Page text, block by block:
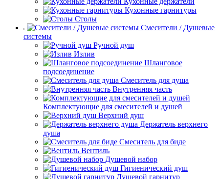
Кухонные гарнитуры
Столы
Смесители / Душевые
системы
Ручной душ
Излив
Шланговое
подсоединение
Смеситель для душа
Внутренняя часть
Комплектующие для смесителей и душей
Верхний душ
Держатель верхнего
душа
Смеситель для биде
Вентиль
Душевой набор
Гигиенический душ
Душевой гарнитур